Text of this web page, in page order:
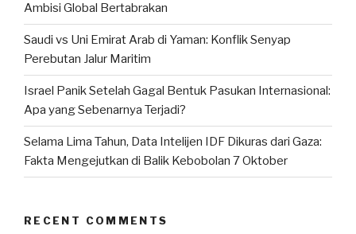
Ambisi Global Bertabrakan
Saudi vs Uni Emirat Arab di Yaman: Konflik Senyap
Perebutan Jalur Maritim
Israel Panik Setelah Gagal Bentuk Pasukan Internasional:
Apa yang Sebenarnya Terjadi?
Selama Lima Tahun, Data Intelijen IDF Dikuras dari Gaza:
Fakta Mengejutkan di Balik Kebobolan 7 Oktober
RECENT COMMENTS